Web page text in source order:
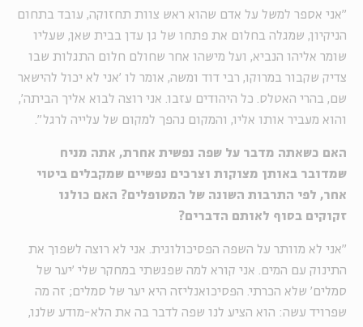
"אני אספר למשל על אדם שהוא ראש צוות תחזוקה, עובד בתחום
הניקיון, שמגלה בחלום את פתחו של גן עדן בבית שאן, שעליו
שומר אליהו הנביא, ועל מישהו אחר שחולם חלום התגלות שבו
צדיק שקבור במרוקו, רבי דוד ומשה, אומר לו 'אני לא יכול להישאר
שם, בהרי האטלס. כל היהודים עזבו. אני רוצה לבוא אליך הביתה',
והוא מעביר אותו אליו, והמקום נהפך למקום של עלייה לרגל".
האם כשאתה מדבר על שפה נפשית אחרת, אתה מניח
שמדובר באותן מצוקות וצרכים נפשיים שמקבלים ביטוי
אחר, לפי התרבות השונה של המטופלים? האם כולנו
זקוקים בסוף לאותם הדברים?
"אני לא מוותר על השפה הפסיכולוגית. אני לא רוצה לשפוך את
התינוק עם המים. אני קורא למה שפגשתי במחקר שלי 'יער של
סמלים' שלא הכרתי. הפסיכואנליזה היא יער של סמלים; זה מה
שפרויד עשה: הוא הציע לנו שפה לדבר בה את הלא-מודע שלנו,